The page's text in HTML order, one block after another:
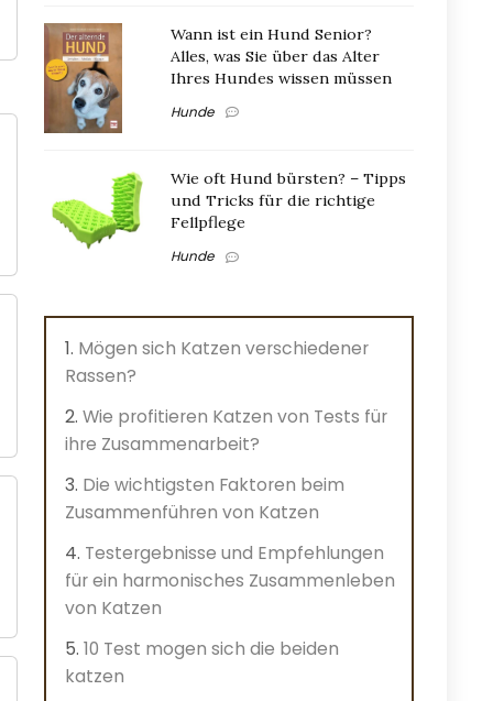
Wann ist ein Hund Senior?
Alles, was Sie über das Alter
Ihres Hundes wissen müssen
Hunde
Wie oft Hund bürsten? – Tipps
und Tricks für die richtige
Fellpflege
Hunde
Mögen sich Katzen verschiedener
Rassen?
Wie profitieren Katzen von Tests für
ihre Zusammenarbeit?
Die wichtigsten Faktoren beim
Zusammenführen von Katzen
Testergebnisse und Empfehlungen
für ein harmonisches Zusammenleben
von Katzen
10 Test mogen sich die beiden
katzen